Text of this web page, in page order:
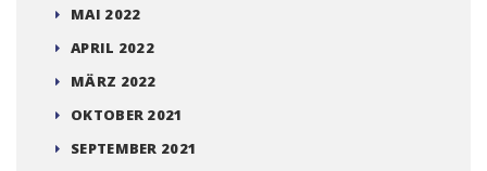
MAI 2022
APRIL 2022
MÄRZ 2022
OKTOBER 2021
SEPTEMBER 2021